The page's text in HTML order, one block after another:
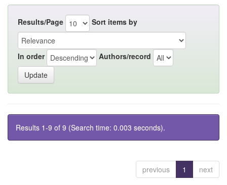
Results/Page Sort items by
In order Authors/record
Results 1-9 of 9 (Search time: 0.003 seconds).
previous 1 next